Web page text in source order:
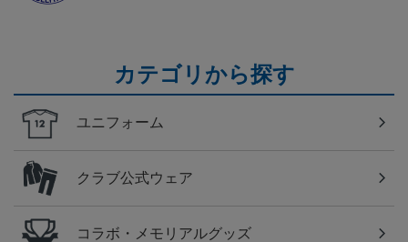
カテゴリから探す
ユニフォーム
クラブ公式ウェア
コラボ・メモリアルグッズ